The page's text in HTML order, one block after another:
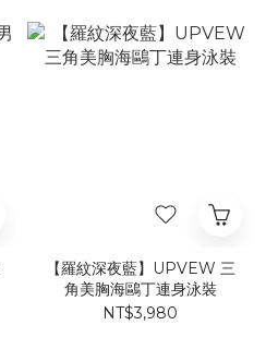
【羅紋深夜藍】UPVEW 三
角美胸海鷗丁連身泳裝
NT$3,980